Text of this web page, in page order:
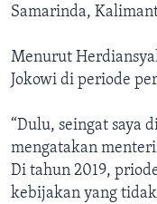
Samarinda,
Menurut
Jokowi di periode
“Dulu, seingat saya
mengatakan
Di tahun 2019,
kebijakan yang